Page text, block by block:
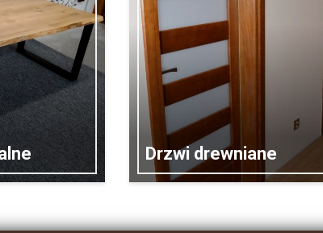
Drzwi drewniane